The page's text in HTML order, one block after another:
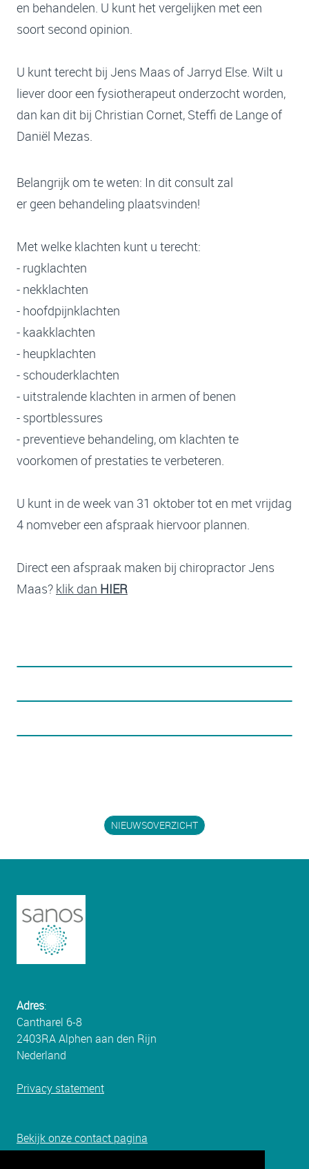
en behandelen. U kunt het vergelijken met een
soort second opinion.
U kunt terecht bij Jens Maas of Jarryd Else. Wilt u
liever door een fysiotherapeut onderzocht worden,
dan kan dit bij Christian Cornet, Steffi de Lange of
Daniël Mezas.
Belangrijk om te weten: In dit consult zal
er geen behandeling plaatsvinden!
Met welke klachten kunt u terecht:
- rugklachten
- nekklachten
- hoofdpijnklachten
- kaakklachten
- heupklachten
- schouderklachten
- uitstralende klachten in armen of benen
- sportblessures
- preventieve behandeling, om klachten te
voorkomen of prestaties te verbeteren.
U kunt in de week van 31 oktober tot en met vrijdag
4 nomveber een afspraak hiervoor plannen.
Direct een afspraak maken bij chiropractor Jens
Maas? klik dan HIER
NIEUWSOVERZICHT
Adres:
Cantharel 6-8
2403RA Alphen aan den Rijn
Nederland
Privacy statement
Bekijk onze contact pagina